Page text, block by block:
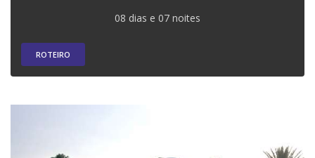
08 dias e 07 noites
ROTEIRO